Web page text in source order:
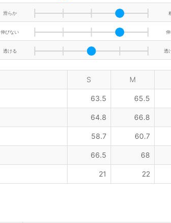
滑らか
伸びない
透ける 透
S M
63.5 65.5
64.8 66.8
58.7 60.7
66.5 68
21 22